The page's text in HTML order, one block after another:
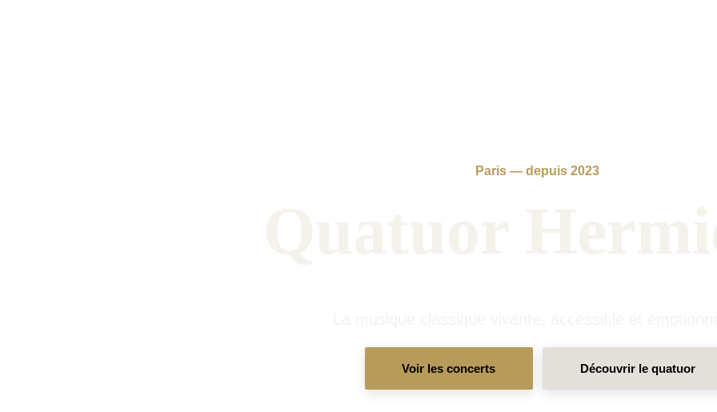
Voir les concerts Découvrir le quatuor
Paris — depuis 2023